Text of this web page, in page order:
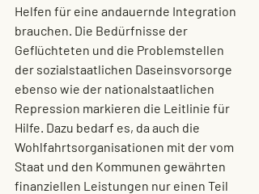
Helfen für eine andauernde Integration
brauchen. Die Bedürfnisse der
Geflüchteten und die Problemstellen
der sozialstaatlichen Daseinsvorsorge
ebenso wie der nationalstaatlichen
Repression markieren die Leitlinie für
Hilfe. Dazu bedarf es, da auch die
Wohlfahrtsorganisationen mit der vom
Staat und den Kommunen gewährten
finanziellen Leistungen nur einen Teil